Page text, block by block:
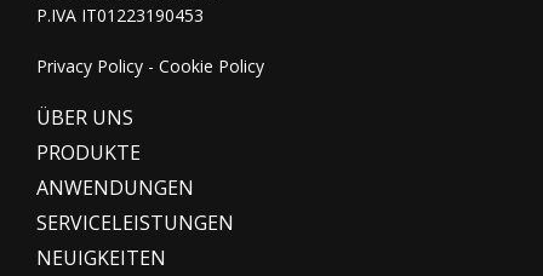
P.IVA IT01223190453
Privacy Policy - Cookie Policy
ÜBER UNS
PRODUKTE
ANWENDUNGEN
SERVICELEISTUNGEN
NEUIGKEITEN